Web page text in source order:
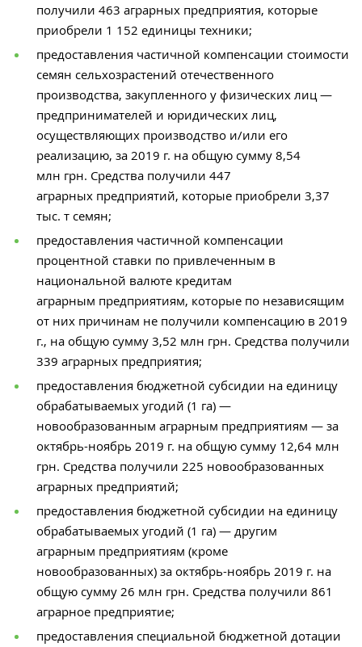
получили 463 аграрных предприятия, которые
приобрели 1 152 единицы техники;
предоставления частичной компенсации стоимости
семян сельхозрастений отечественного
производства, закупленного у физических лиц —
предпринимателей и юридических лиц,
осуществляющих производство и/или его
реализацию, за 2019 г. на общую сумму 8,54
млн грн. Средства получили 447
аграрных предприятий, которые приобрели 3,37
тыс. т семян;
предоставления частичной компенсации
процентной ставки по привлеченным в
национальной валюте кредитам
аграрным предприятиям, которые по независящим
от них причинам не получили компенсацию в 2019
г., на общую сумму 3,52 млн грн. Средства получили
339 аграрных предприятия;
предоставления бюджетной субсидии на единицу
обрабатываемых угодий (1 га) —
новообразованным аграрным предприятиям — за
октябрь-ноябрь 2019 г. на общую сумму 12,64 млн
грн. Средства получили 225 новообразованных
аграрных предприятий;
предоставления бюджетной субсидии на единицу
обрабатываемых угодий (1 га) — другим
аграрным предприятиям (кроме
новообразованных) за октябрь-ноябрь 2019 г. на
общую сумму 26 млн грн. Средства получили 861
аграрное предприятие;
предоставления специальной бюджетной дотации